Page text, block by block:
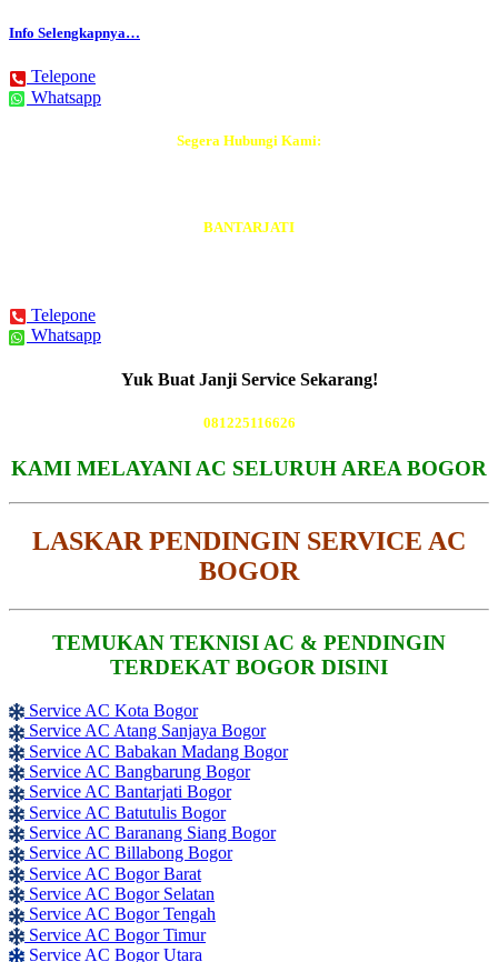
Info Selengkapnya…
Telepone
Whatsapp
Segera Hubungi Kami:
BANTARJATI
Telepone
Whatsapp
Yuk Buat Janji Service Sekarang!
081225116626
KAMI MELAYANI AC SELURUH AREA BOGOR
LASKAR PENDINGIN SERVICE AC
BOGOR
TEMUKAN TEKNISI AC & PENDINGIN
TERDEKAT BOGOR DISINI
Service AC Kota Bogor
Service AC Atang Sanjaya Bogor
Service AC Babakan Madang Bogor
Service AC Bangbarung Bogor
Service AC Bantarjati Bogor
Service AC Batutulis Bogor
Service AC Baranang Siang Bogor
Service AC Billabong Bogor
Service AC Bogor Barat
Service AC Bogor Selatan
Service AC Bogor Tengah
Service AC Bogor Timur
Service AC Bogor Utara